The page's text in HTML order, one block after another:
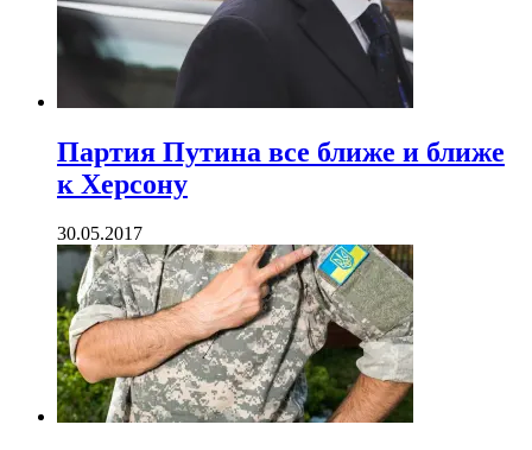
Партия Путина все ближе и ближе
к Херсону
30.05.2017